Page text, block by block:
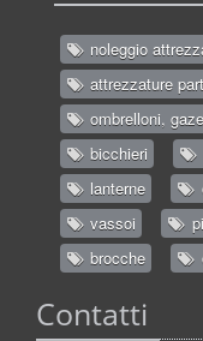
noleggio
attrezzature
ombrelloni,
bicchieri
lanterne
vassoi
brocche
Contatti